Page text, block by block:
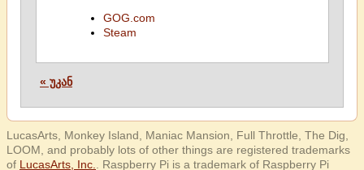
GOG.com
Steam
« უკან
LucasArts, Monkey Island, Maniac Mansion, Full Throttle, The Dig,
LOOM, and probably lots of other things are registered trademarks
of LucasArts, Inc. . Raspberry Pi is a trademark of Raspberry Pi